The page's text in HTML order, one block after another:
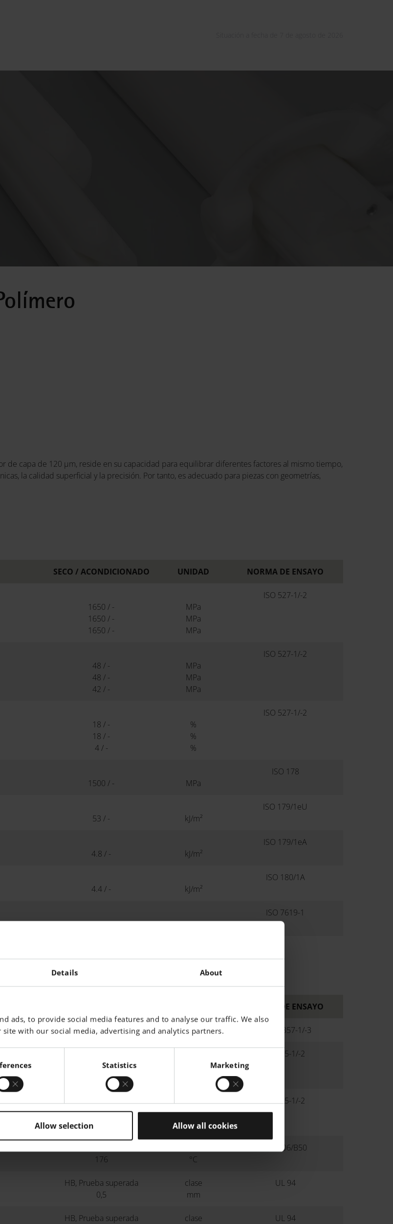
Details About
ads, to provide social media features and to analyse our traffic. We also
with our social media, advertising and analytics partners.
Statistics Marketing
Allow selection Allow all cookies
de capa de 120 µm, reside en su capacidad para equilibrar diferentes factores al mismo tiempo,
la calidad superficial y la precisión. Por tanto, es adecuado para piezas con geometrías,
SECO / ACONDICIONADO UNIDAD NORMA DE ENSAYO
1650 / -
1650 / -
1650 / -
MPa
MPa
MPa
ISO 527-1/-2
48 / -
48 / -
42 / -
MPa
MPa
MPa
ISO 527-1/-2
18 / -
18 / -
4 / -
%
%
%
ISO 527-1/-2
1500 / - MPa
ISO 178
53 / - kJ/m²
ISO 179/1eU
4.8 / - kJ/m²
ISO 179/1eA
4.4 / - kJ/m²
ISO 180/1A
75 / - -
ISO 7619-1
NORMA DE ENSAYO
176 °C ISO 11357-1/-3
64
ISO 75-1/-2
157
°C
°C
ISO 75-1/-2
176 °C
ISO 306/B50
HB, Prueba superada
0,5
clase
mm
UL 94
HB, Prueba superada
clase
UL 94